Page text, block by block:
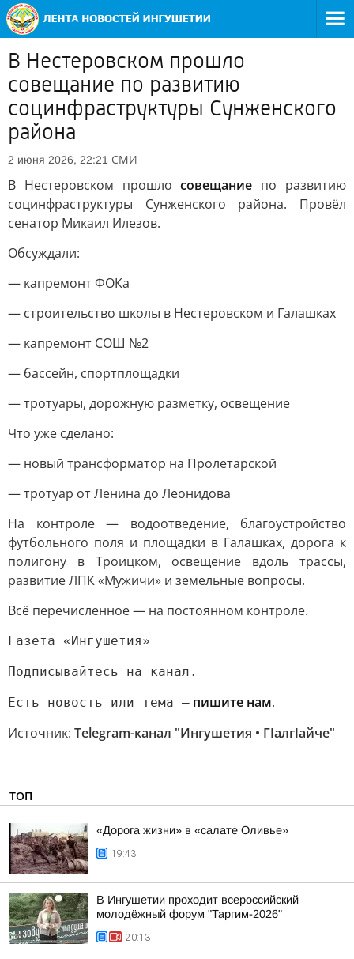
В Нестеровском прошло
совещание по развитию
социнфраструктуры Сунженского
района
2 июня 2026, 22:21 СМИ
В Нестеровском прошлосовещание по развитию
социнфраструктуры Сунженского района. Провёл
сенатор Микаил Илезов.
Обсуждали:
— капремонт ФОКа
— строительство школы в Нестеровском и Галашках
— капремонт СОШ №2
— бассейн, спортплощадки
— тротуары, дорожную разметку, освещение
Что уже сделано:
— новый трансформатор на Пролетарской
— тротуар от Ленина до Леонидова
На контроле — водоотведение, благоустройство
футбольного поля и площадки в Галашках, дорога к
полигону в Троицком, освещение вдоль трассы,
развитие ЛПК «Мужичи» и земельные вопросы.
Всё перечисленное — на постоянном контроле.
Газета «Ингушетия»
Подписывайтесь на канал.
Есть новость или тема — пишите нам.
Источник: Telegram-канал "Ингушетия • ГIалгIайче"
ТОП
«Дорога жизни» в «салате Оливье»
19:43
В Ингушетии проходит всероссийский
молодёжный форум "Таргим-2026"
20:13